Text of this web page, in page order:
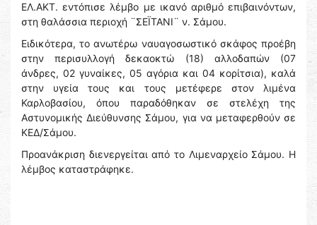
ΕΛ.ΑΚΤ. εντόπισε λέμβο με ικανό αριθμό επιβαινόντων,
στη θαλάσσια περιοχή ¨ΣΕΪΤΑΝΙ¨ ν. Σάμου.
Ειδικότερα, το ανωτέρω ναυαγοσωστικό σκάφος προέβη
στην περισυλλογή δεκαοκτώ (18) αλλοδαπών (07
άνδρες, 02 γυναίκες, 05 αγόρια και 04 κορίτσια), καλά
στην υγεία τους και τους μετέφερε στον λιμένα
Καρλοβασίου, όπου παραδόθηκαν σε στελέχη της
Αστυνομικής Διεύθυνσης Σάμου, για να μεταφερθούν σε
ΚΕΔ/Σάμου.
Προανάκριση διενεργείται από το Λιμεναρχείο Σάμου. Η
λέμβος καταστράφηκε.